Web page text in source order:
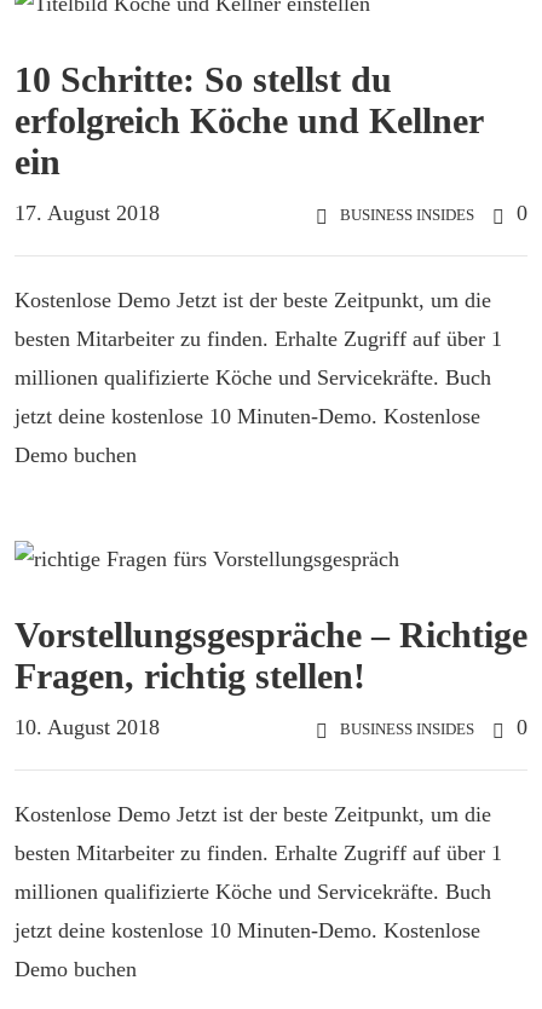
10 Schritte: So stellst du
erfolgreich Köche und Kellner
ein
17. August 2018 BUSINESS INSIDES 0
Kostenlose Demo Jetzt ist der beste Zeitpunkt, um die
besten Mitarbeiter zu finden. Erhalte Zugriff auf über 1
millionen qualifizierte Köche und Servicekräfte. Buch
jetzt deine kostenlose 10 Minuten-Demo. Kostenlose
Demo buchen
Vorstellungsgespräche – Richtige
Fragen, richtig stellen!
10. August 2018 BUSINESS INSIDES 0
Kostenlose Demo Jetzt ist der beste Zeitpunkt, um die
besten Mitarbeiter zu finden. Erhalte Zugriff auf über 1
millionen qualifizierte Köche und Servicekräfte. Buch
jetzt deine kostenlose 10 Minuten-Demo. Kostenlose
Demo buchen